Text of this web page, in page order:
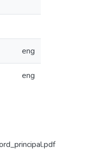
eng
eng